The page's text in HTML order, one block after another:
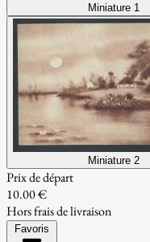
Miniature 1
Miniature 2
Prix de départ
10.00 €
Hors frais de livraison
Favoris